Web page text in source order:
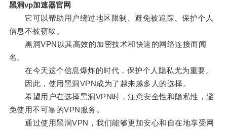
黑洞vp加速器官网
它可以帮助用户绕过地区限制、避免被追踪、保护个人
信息不被窃取。
黑洞VPN以其高效的加密技术和快速的网络连接而闻
名。
在今天这个信息爆炸的时代，保护个人隐私尤为重要。
因此，使用黑洞VPN成为了越来越多人的选择。
希望用户在选择黑洞VPN时，注意安全性和隐私性，避
免使用不可靠的VPN服务。
通过使用黑洞VPN，我们能够更加安心和自在地享受网